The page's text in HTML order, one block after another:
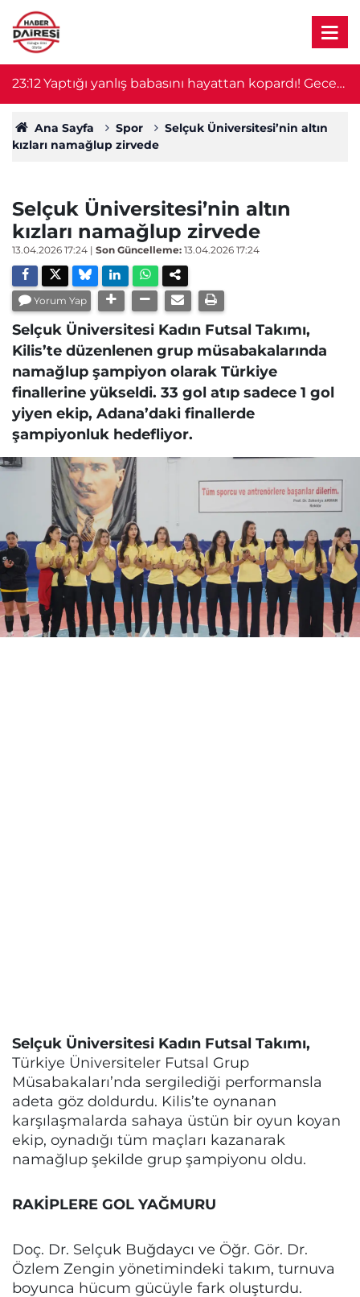
23:12Yaptığı yanlış babasını hayattan kopardı! Gece
nöbeti kabusa döndü
Ana Sayfa Spor
Selçuk Üniversitesi’nin altın
kızları namağlup zirvede
Selçuk Üniversitesi’nin altın
kızları namağlup zirvede
13.04.2026 17:24 | Son Güncelleme: 13.04.2026 17:24
Yorum Yap
Selçuk Üniversitesi Kadın Futsal Takımı,
Kilis’te düzenlenen grup müsabakalarında
namağlup şampiyon olarak Türkiye
finallerine yükseldi. 33 gol atıp sadece 1 gol
yiyen ekip, Adana’daki finallerde
şampiyonluk hedefliyor.
Selçuk Üniversitesi Kadın Futsal Takımı,
Türkiye Üniversiteler Futsal Grup
Müsabakaları’nda sergilediği performansla
adeta göz doldurdu. Kilis’te oynanan
karşılaşmalarda sahaya üstün bir oyun koyan
ekip, oynadığı tüm maçları kazanarak
namağlup şekilde grup şampiyonu oldu.
RAKİPLERE GOL YAĞMURU
Doç. Dr. Selçuk Buğdaycı ve Öğr. Gör. Dr.
Özlem Zengin yönetimindeki takım, turnuva
boyunca hücum gücüyle fark oluşturdu.